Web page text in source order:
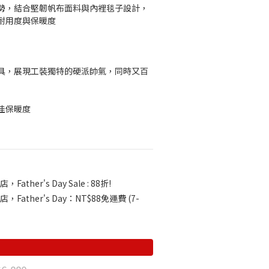
結合堅韌帆布面料與內裡毯子設計，
用度與保暖度
，展現工裝獨特的硬派帥氣，同時又百
保暖度
，Father's Day Sale : 88折!
，Father's Day：NT$88免運費 (7-